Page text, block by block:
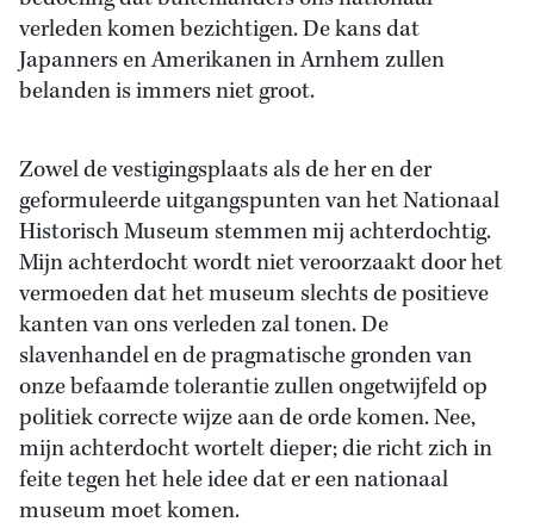
verleden komen bezichtigen. De kans dat
Japanners en Amerikanen in Arnhem zullen
belanden is immers niet groot.
Zowel de vestigingsplaats als de her en der
geformuleerde uitgangspunten van het Nationaal
Historisch Museum stemmen mij achterdochtig.
Mijn achterdocht wordt niet veroorzaakt door het
vermoeden dat het museum slechts de positieve
kanten van ons verleden zal tonen. De
slavenhandel en de pragmatische gronden van
onze befaamde tolerantie zullen ongetwijfeld op
politiek correcte wijze aan de orde komen. Nee,
mijn achterdocht wortelt dieper; die richt zich in
feite tegen het hele idee dat er een nationaal
museum moet komen.